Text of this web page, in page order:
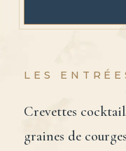
LES
Crevettes
graines de courges